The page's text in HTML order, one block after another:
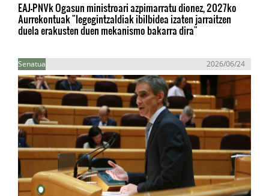
EAJ-PNVk Ogasun ministroari azpimarratu dionez, 2027ko
Aurrekontuak "legegintzaldiak ibilbidea izaten jarraitzen
duela erakusten duen mekanismo bakarra dira"
Senatua 2026/06/24